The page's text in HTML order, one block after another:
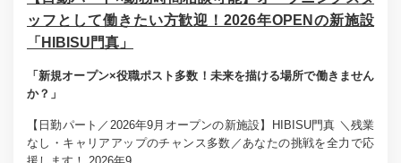
ッフとして働きたい方歓迎！2026年OPENの新施設
「HIBISU門真」
「新規オープン×役職ポスト多数！未来を描ける場所で働きません
か？」
【日勤パート／2026年9月オープンの新施設】HIBISU門真 ＼残業
なし・キャリアアップのチャンス多数／あなたの挑戦を全力で応